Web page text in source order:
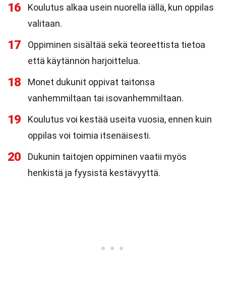
16
Koulutus alkaa usein nuorella iällä, kun oppilas
valitaan.
17
Oppiminen sisältää sekä teoreettista tietoa
että käytännön harjoittelua.
18
Monet dukunit oppivat taitonsa
vanhemmiltaan tai isovanhemmiltaan.
19
Koulutus voi kestää useita vuosia, ennen kuin
oppilas voi toimia itsenäisesti.
20
Dukunin taitojen oppiminen vaatii myös
henkistä ja fyysistä kestävyyttä.